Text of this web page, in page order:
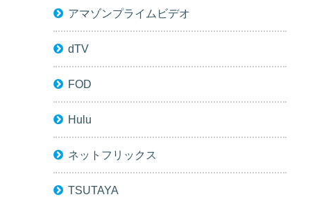
アマゾンプライムビデオ
dTV
FOD
Hulu
ネットフリックス
TSUTAYA